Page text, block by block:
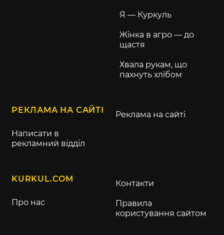
Я — Куркуль
Жінка в агро — до
щастя
Хвала рукам, що
пахнуть хлібом
РЕКЛАМА НА САЙТІ
Написати в
рекламний відділ
Реклама на сайті
KURKUL.COM
Про нас
Контакти
Правила
користування сайтом